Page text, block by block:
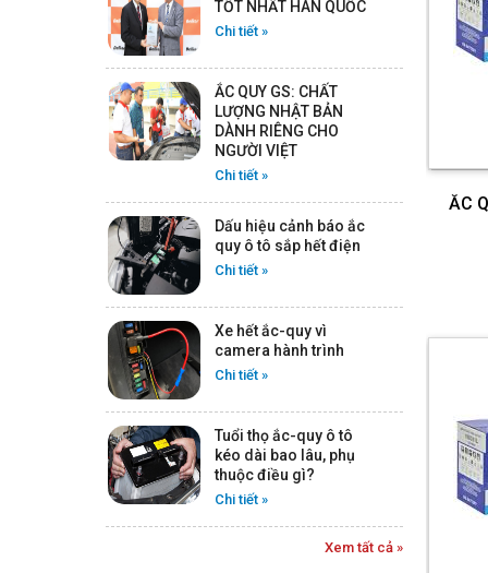
Chi tiết
ẮC QUY ROCKET AGM L2 -
12V -60AH
Chi tiết
ẮC QUY ROCKET SMF DIN
59042 - 12V - 90AH
Chi tiết
58014 - 12V - 80AH
Chi tiết
ẮC QUY ROCKET SMF DIN
TỐT NHẤT HÀN QUỐC
Chi tiết »
ẮC QUY GS: CHẤT
LƯỢNG NHẬT BẢN
DÀNH RIÊNG CHO
NGƯỜI VIỆT
Chi tiết »
Dấu hiệu cảnh báo ắc
quy ô tô sắp hết điện
Chi tiết »
Xe hết ắc-quy vì
camera hành trình
Chi tiết »
Tuổi thọ ắc-quy ô tô
kéo dài bao lâu, phụ
thuộc điều gì?
Chi tiết »
Xem tất cả »
ẮC